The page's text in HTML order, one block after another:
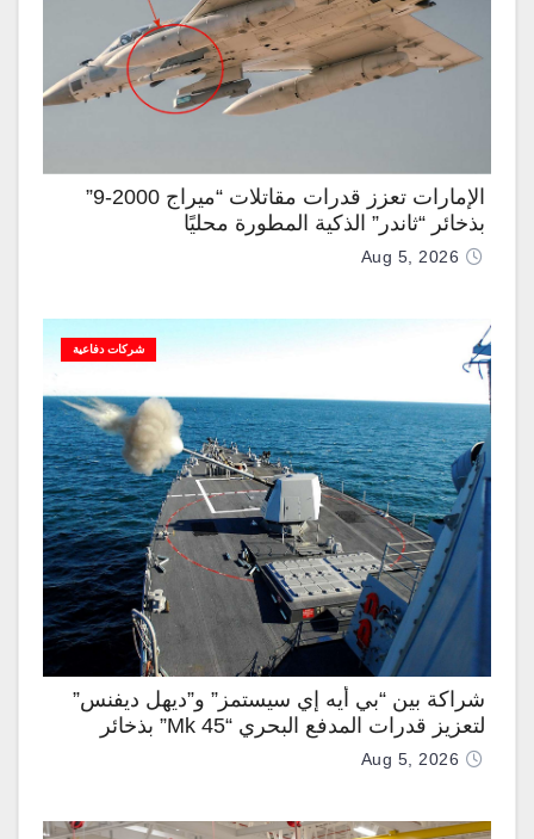
الإمارات تعزز قدرات مقاتلات “ميراج 2000-9”
بذخائر “ثاندر” الذكية المطورة محليًا
Aug 5, 2026
شركات دفاعية
شراكة بين “بي أيه إي سيستمز” و”ديهل ديفنس”
لتعزيز قدرات المدفع البحري “Mk 45” بذخائر
موجهة وصواريخ “IRIS-T”
Aug 5, 2026